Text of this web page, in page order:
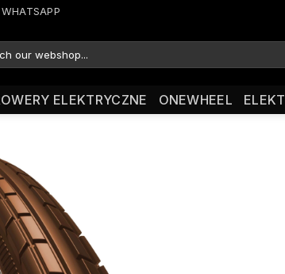
WHATSAPP
ELEKTRYCZNE ONEWHEEL